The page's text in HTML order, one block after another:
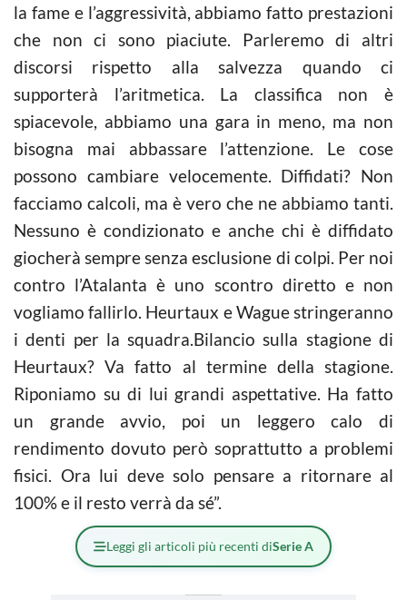
la fame e l’aggressività, abbiamo fatto prestazioni
che non ci sono piaciute. Parleremo di altri
discorsi rispetto alla salvezza quando ci
supporterà l’aritmetica. La classifica non è
spiacevole, abbiamo una gara in meno, ma non
bisogna mai abbassare l’attenzione. Le cose
possono cambiare velocemente. Diffidati? Non
facciamo calcoli, ma è vero che ne abbiamo tanti.
Nessuno è condizionato e anche chi è diffidato
giocherà sempre senza esclusione di colpi. Per noi
contro l’Atalanta è uno scontro diretto e non
vogliamo fallirlo. Heurtaux e Wague stringeranno
i denti per la squadra.Bilancio sulla stagione di
Heurtaux? Va fatto al termine della stagione.
Riponiamo su di lui grandi aspettative. Ha fatto
un grande avvio, poi un leggero calo di
rendimento dovuto però soprattutto a problemi
fisici. Ora lui deve solo pensare a ritornare al
100% e il resto verrà da sé”.
Leggi gli articoli più recenti diSerie A